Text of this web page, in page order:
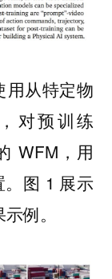
用从特定物
对预训练
WFM，用
图 1 展示
例。